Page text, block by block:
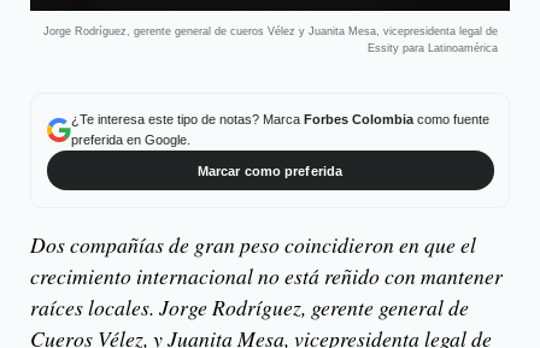
Jorge Rodríguez, gerente general de cueros Vélez y Juanita Mesa, vicepresidenta legal de
Essity para Latinoamérica
¿Te interesa este tipo de notas? Marca Forbes Colombiacomo fuente
preferida en Google.
Marcar como preferida
Dos compañías de gran peso coincidieron en que el
crecimiento internacional no está reñido con mantener
raíces locales. Jorge Rodríguez, gerente general de
Cueros Vélez, y Juanita Mesa, vicepresidenta legal de